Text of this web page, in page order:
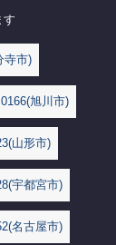
す
寺市)
0166(旭川市)
山形市)
宇都宮市)
名古屋市)